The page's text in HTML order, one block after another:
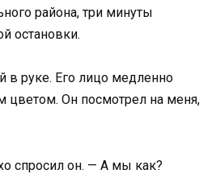
района, три минуты
остановки.
в руке. Его лицо медленно
цветом. Он посмотрел на меня,
спросил он. — А мы как?